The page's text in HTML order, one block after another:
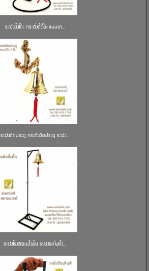
ระฆังตั้งโต๊ะ กระดิ่งตั้งโต๊ะ แบบขา...
ระฆังติดประตู กระดิ่งติดประตู ระฆัง...
ระฆังโรงเรียนตั้งพื้น ระฆังรถไฟตั้ง...